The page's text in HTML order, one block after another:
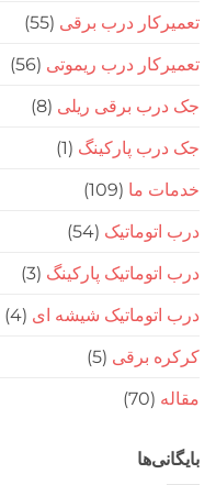
تعمیرکار درب برقی (55)
تعمیرکار درب ریموتی (56)
جک درب برقی ریلی (8)
جک درب پارکینگ (1)
خدمات ما (109)
درب اتوماتیک (54)
درب اتوماتیک پارکینگ (3)
درب اتوماتیک شیشه ای (4)
کرکره برقی (5)
مقاله (70)
بایگانی‌ها